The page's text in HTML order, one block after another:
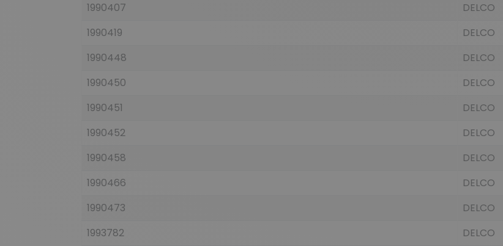
1990407
DELCO
1990419
DELCO
1990448
DELCO
1990450
DELCO
1990451
DELCO
1990452
DELCO
1990458
DELCO
1990466
DELCO
1990473
DELCO
1993782
DELCO